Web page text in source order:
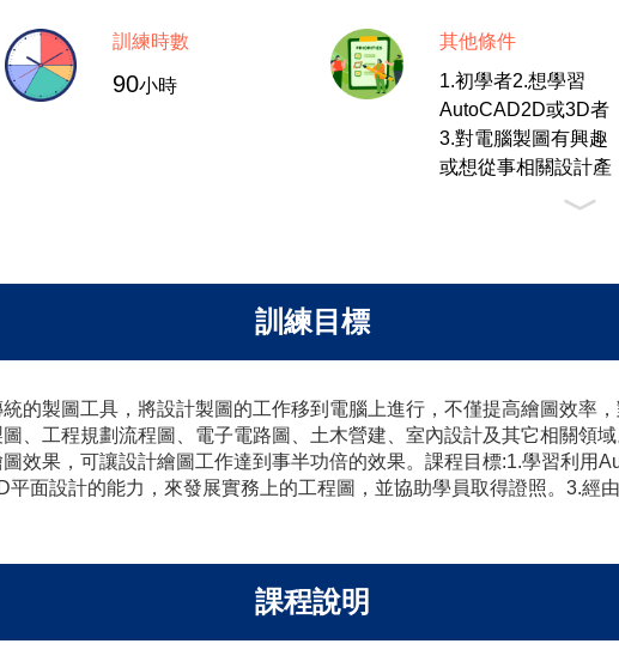
訓練時數
90小時
其他條件
1.初學者2.想學習
AutoCAD2D或3D者
3.對電腦製圖有興趣
或想從事相關設計產
業者，如:CAD......﹀
訓練目標
的製圖工具，將設計製圖的工作移到電腦上進行，不僅提高繪圖效率
、工程規劃流程圖、電子電路圖、土木營建、室內設計及其它相關領
效果，可讓設計繪圖工作達到事半功倍的效果。課程目標:1.學習利用
面設計的能力，來發展實務上的工程圖，並協助學員取得證照。3.經
課程說明